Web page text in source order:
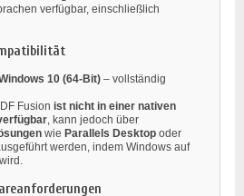
verfügbar, einschließlich
10 (64-Bit) – vollständig
Fusion ist nicht in einer nativen
, kann jedoch über
wie Parallels Desktop oder
werden, indem Windows auf